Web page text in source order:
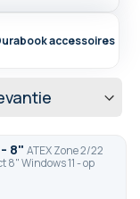
accessoires
8" ATEX Zone 2/22
Windows 11 - op